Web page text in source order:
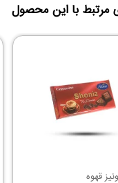
مرتبط با این محصول
قهوه